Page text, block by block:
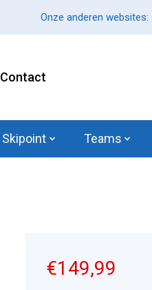
Onze anderen websites:
Contact
Skipoint Teams
€149,99